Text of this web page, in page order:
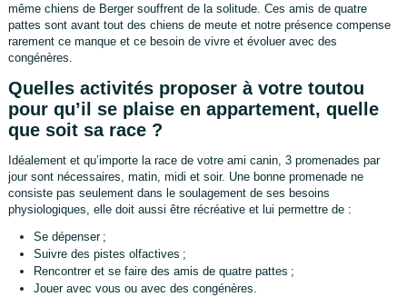
même chiens de Berger souffrent de la solitude. Ces amis de quatre
pattes sont avant tout des chiens de meute et notre présence compense
rarement ce manque et ce besoin de vivre et évoluer avec des
congénères.
Quelles activités proposer à votre toutou
pour qu’il se plaise en appartement, quelle
que soit sa race ?
Idéalement et qu’importe la race de votre ami canin, 3 promenades par
jour sont nécessaires, matin, midi et soir. Une bonne promenade ne
consiste pas seulement dans le soulagement de ses besoins
physiologiques, elle doit aussi être récréative et lui permettre de :
Se dépenser ;
Suivre des pistes olfactives ;
Rencontrer et se faire des amis de quatre pattes ;
Jouer avec vous ou avec des congénères.